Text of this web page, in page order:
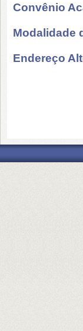
Convênio
Modalidade
Endereço